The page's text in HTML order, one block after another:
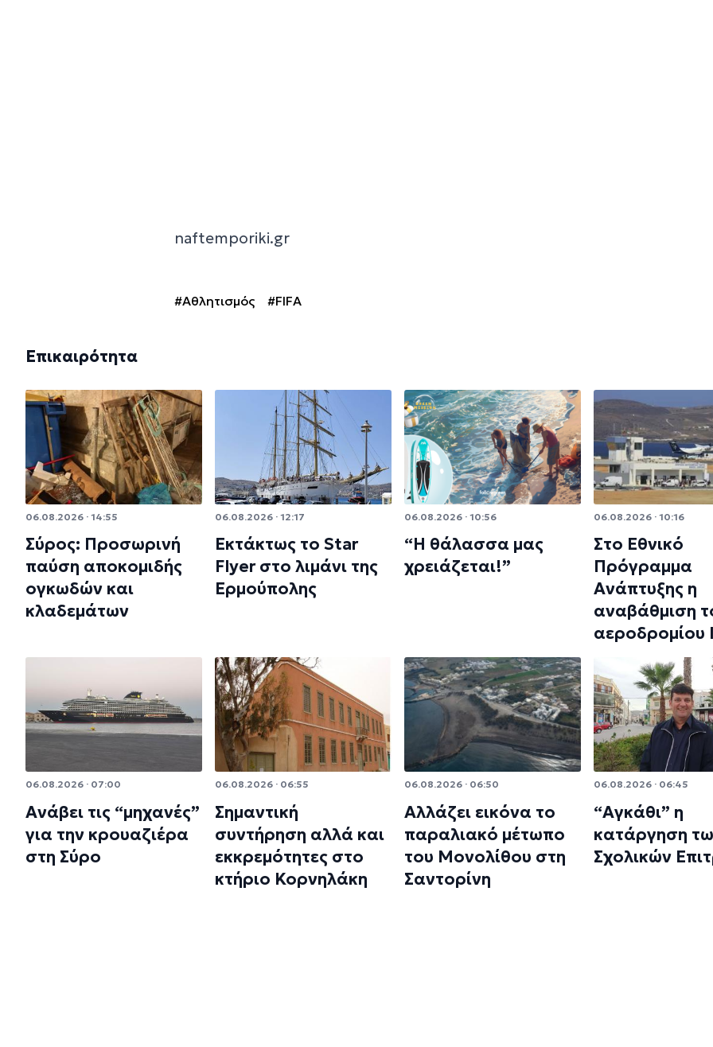
naftemporiki.gr
#Αθλητισμός #FIFA
Επικαιρότητα
06.08.2026 · 14:55
Σύρος: Προσωρινή
παύση αποκομιδής
ογκωδών και
κλαδεμάτων
06.08.2026 · 12:17
Εκτάκτως το Star
Flyer στο λιμάνι της
Ερμούπολης
06.08.2026 · 10:56
“Η θάλασσα μας
χρειάζεται!”
06.08.2026 · 10:16
Στο Εθνικό
Πρόγραμμα
Ανάπτυξης η
αναβάθμιση
αεροδρομίου
06.08.2026 · 07:00
Ανάβει τις “μηχανές”
για την κρουαζιέρα
στη Σύρο
06.08.2026 · 06:55
Σημαντική
συντήρηση αλλά και
εκκρεμότητες στο
κτήριο Κορνηλάκη
06.08.2026 · 06:50
Αλλάζει εικόνα το
παραλιακό μέτωπο
του Μονολίθου στη
Σαντορίνη
06.08.2026 · 06:45
“Αγκάθι” η
κατάργηση
Σχολικών